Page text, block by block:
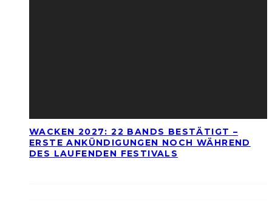
WACKEN 2027: 22 BANDS BESTÄTIGT –
ERSTE ANKÜNDIGUNGEN NOCH WÄHREND
DES LAUFENDEN FESTIVALS